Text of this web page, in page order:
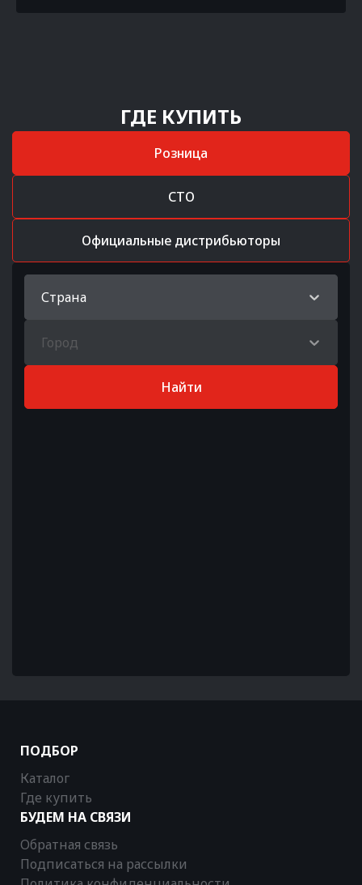
ГДЕ КУПИТЬ
Розница
СТО
Официальные дистрибьюторы
Страна
Город
Найти
ПОДБОР
Каталог
Где купить
БУДЕМ НА СВЯЗИ
Обратная связь
Подписаться на рассылки